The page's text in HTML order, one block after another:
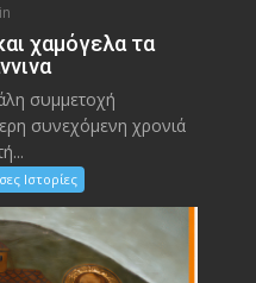
χαμόγελα τα
συμμετοχή
συνεχόμενη χρονιά
Ιστορίες